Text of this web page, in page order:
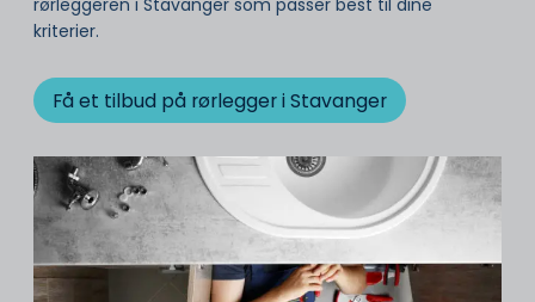
rørleggeren i Stavanger som passer best til dine
kriterier.
Få et tilbud på rørlegger i Stavanger